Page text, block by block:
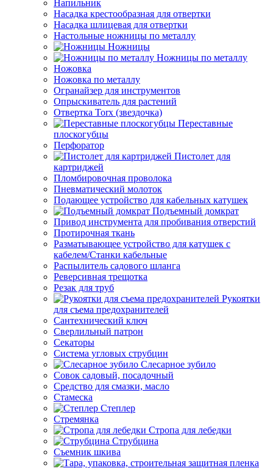
Напильник
Насадка крестообразная для отвертки
Насадка шлицевая для отвертки
Настольные ножницы по металлу
Ножницы
Ножницы по металлу
Ножовка
Ножовка по металлу
Огранайзер для инструментов
Опрыскиватель для растений
Отвертка Torx (звездочка)
Переставные
плоскогубцы
Перфоратор
Пистолет для
картриджей
Пломбировочная проволока
Пневматический молоток
Подающее устройство для кабельных катушек
Подъемный домкрат
Привод инструмента для пробивания отверстий
Протирочная ткань
Разматывающее устройство для катушек с
кабелем/Станки кабельные
Распылитель садового шланга
Реверсивная трещотка
Резак для труб
Рукоятки
для съема предохранителей
Сантехнический ключ
Сверлильный патрон
Секаторы
Система угловых струбцин
Слесарное зубило
Совок садовый, посадочный
Средство для смазки, масло
Стамеска
Степлер
Стремянка
Стропа для лебедки
Струбцина
Съемник шкива